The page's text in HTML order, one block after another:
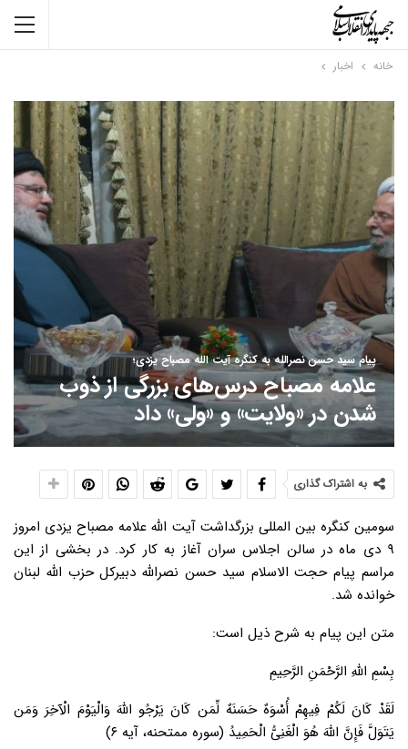
خانه اخبار
پیام سید حسن نصرالله به کنگره آیت الله مصباح یزدی؛
علامه مصباح درس‌های بزرگی از ذوب
شدن در «ولایت» و «ولی» داد
به اشتراک گذاری
سومین کنگره بین المللی بزرگداشت آیت الله علامه مصباح یزدی امروز
۹ دی ماه در سالن اجلاس سران آغاز به کار کرد. در بخشی از این
مراسم پیام حجت الاسلام سید حسن نصرالله دبیرکل حزب الله لبنان
خوانده شد.
متن این پیام به شرح ذیل است:
بِسْمِ اللَّهِ الرَّحْمَنِ الرَّحِیمِ
لَقَدْ کَانَ لَکُمْ فِیهِمْ أُسْوَهٌ حَسَنَهٌ لِّمَن کَانَ یَرْجُو اللَّهَ وَالْیَوْمَ الْآخِرَ وَمَن
یَتَوَلَّ فَإِنَّ اللَّهَ هُوَ الْغَنِیُّ الْحَمِیدُ (سوره ممتحنه، آیه ۶)